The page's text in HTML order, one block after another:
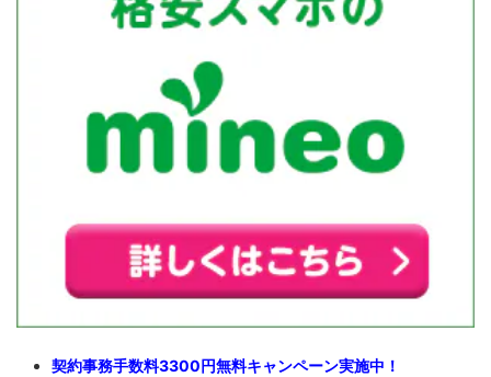
契約事務手数料3300円無料キャンペーン実施中！